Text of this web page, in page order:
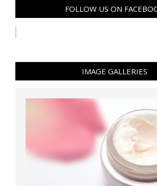
FOLLOW US ON
IMAGE GALLERIES